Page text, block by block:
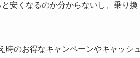
安くなるのか分からないし、乗り換
のお得なキャンペーンやキャッシュ